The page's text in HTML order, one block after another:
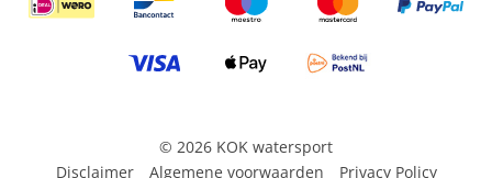
© 2026 KOK watersport
Disclaimer
Algemene voorwaarden Privacy Policy